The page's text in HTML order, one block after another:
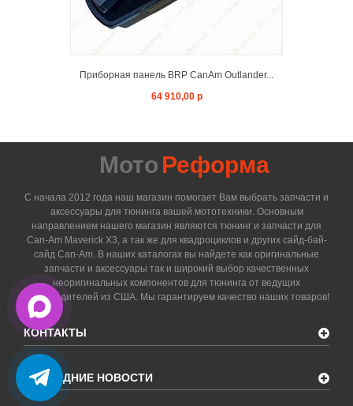
Приборная панель BRP CanAm Outlander...
64 910,00 р
Мото Реформа
С начала 2012 года наш магазин помогает Вам выбрать запчасти и
аксессуары для тюнинга вашей мототехники. Основным
направлением нашего магазин являются тюнинг и запчасти для
Can-Am Maverick X3, а так же для квадроциклов и других сайд-бай-
сайд Can-Am. В наших каталогах вы найдете как оригинальные
запчасти и аксессуары так и широкий выбор качественных
неоригинальных компонентов для тюнинга от ведущих
производителей из США. Мы гарантируем качество наших товаров!
КОНТАКТЫ
ПОСЛЕДНИЕ НОВОСТИ